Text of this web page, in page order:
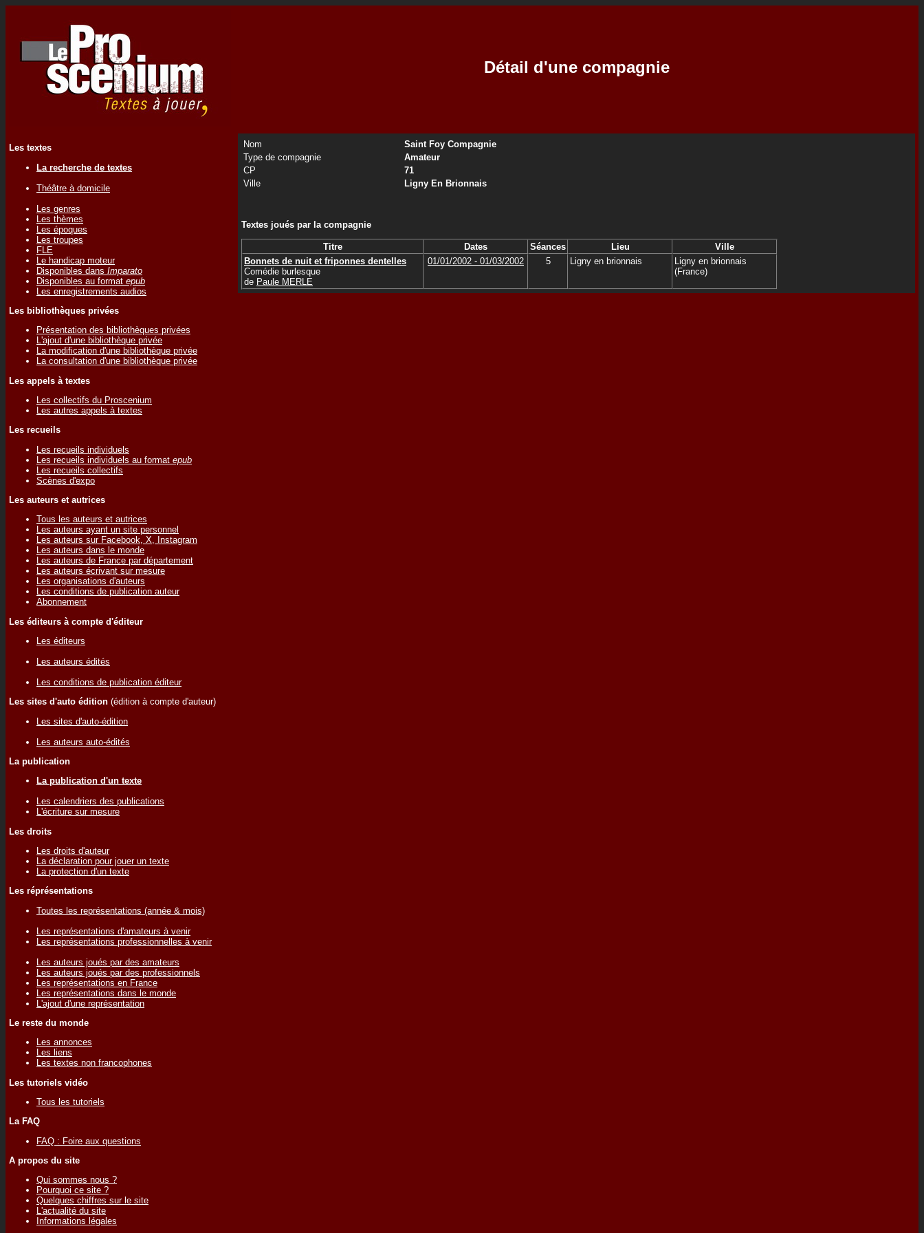
Détail d'une compagnie
Les textes
La recherche de textes
Théâtre à domicile
Les genres
Les thèmes
Les époques
Les troupes
FLE
Le handicap moteur
Disponibles dans Imparato
Disponibles au format epub
Les enregistrements audios
Les bibliothèques privées
Présentation des bibliothèques privées
L'ajout d'une bibliothèque privée
La modification d'une bibliothèque privée
La consultation d'une bibliothèque privée
Les appels à textes
Les collectifs du Proscenium
Les autres appels à textes
Les recueils
Les recueils individuels
Les recueils individuels au format epub
Les recueils collectifs
Scènes d'expo
Les auteurs et autrices
Tous les auteurs et autrices
Les auteurs ayant un site personnel
Les auteurs sur Facebook, X, Instagram
Les auteurs dans le monde
Les auteurs de France par département
Les auteurs écrivant sur mesure
Les organisations d'auteurs
Les conditions de publication auteur
Abonnement
Les éditeurs à compte d'éditeur
Les éditeurs
Les auteurs édités
Les conditions de publication éditeur
Les sites d'auto édition (édition à compte d'auteur)
Les sites d'auto-édition
Les auteurs auto-édités
La publication
La publication d'un texte
Les calendriers des publications
L'écriture sur mesure
Les droits
Les droits d'auteur
La déclaration pour jouer un texte
La protection d'un texte
Les réprésentations
Toutes les représentations (année & mois)
Les représentations d'amateurs à venir
Les représentations professionnelles à venir
Les auteurs joués par des amateurs
Les auteurs joués par des professionnels
Les représentations en France
Les représentations dans le monde
L'ajout d'une représentation
Le reste du monde
Les annonces
Les liens
Les textes non francophones
Les tutoriels vidéo
Tous les tutoriels
La FAQ
FAQ : Foire aux questions
A propos du site
Qui sommes nous ?
Pourquoi ce site ?
Quelques chiffres sur le site
L'actualité du site
Informations légales
Nom
Saint Foy Compagnie
Type de compagnie
Amateur
CP
71
Ville
Ligny En Brionnais
Textes joués par la compagnie
Titre Dates Séances Lieu
Ville
Bonnets de nuit et friponnes dentelles
Comédie burlesque
de Paule MERLE
01/01/2002 - 01/03/2002 5 Ligny en brionnais
Ligny en brionnais
(France)